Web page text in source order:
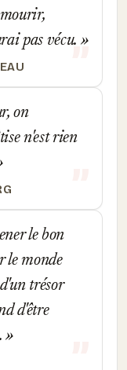
pas vécu.
on
n'est rien
le bon
le monde
trésor
d'être